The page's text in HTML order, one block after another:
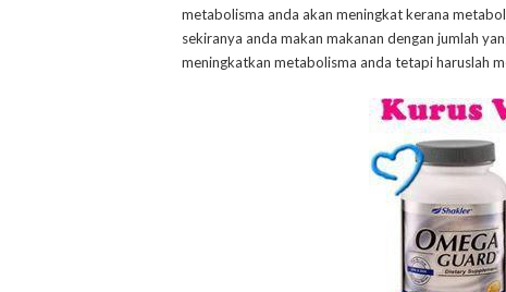
metabolisma anda akan meningkat kerana
sekiranya anda makan makanan dengan jumlah
meningkatkan metabolisma anda tetapi haruslah